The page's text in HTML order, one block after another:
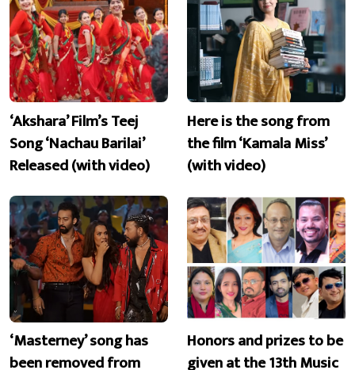
‘Akshara’ Film’s Teej
Song ‘Nachau Barilai’
Released (with video)
Here is the song from
the film ‘Kamala Miss’
(with video)
‘Masterney’ song has
been removed from
Honors and prizes to be
given at the 13th Music